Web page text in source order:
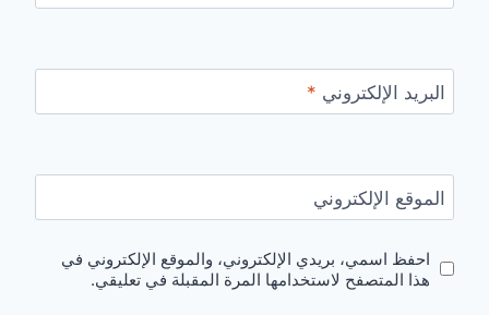
البريد الإلكتروني *
الموقع الإلكتروني
احفظ اسمي، بريدي الإلكتروني، والموقع الإلكتروني في
هذا المتصفح لاستخدامها المرة المقبلة في تعليقي.